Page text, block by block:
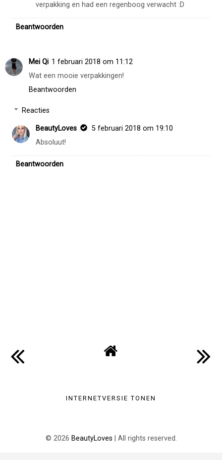
verpakking en had een regenboog verwacht :D
Beantwoorden
Mei Qi 1 februari 2018 om 11:12
Wat een mooie verpakkingen!
Beantwoorden
Reacties
BeautyLoves
5 februari 2018 om 19:10
Absoluut!
Beantwoorden
INTERNETVERSIE TONEN
© 2026 BeautyLoves | All rights reserved.